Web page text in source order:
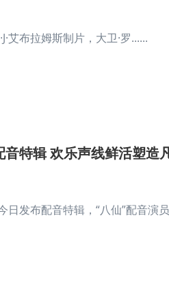
布拉姆斯制片，大卫·罗......
特辑 欢乐声线鲜活塑造
日发布配音特辑，“八仙”配音演员